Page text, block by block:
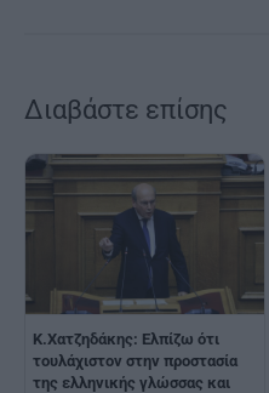
Διαβάστε επίσης
Κ.Χατζηδάκης: Ελπίζω ότι
τουλάχιστον στην προστασία
της ελληνικής γλώσσας και